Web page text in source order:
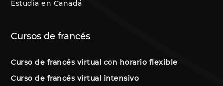
Estudia en Canadá
Cursos de francés
Curso de francés virtual con horario flexible
Curso de francés virtual intensivo